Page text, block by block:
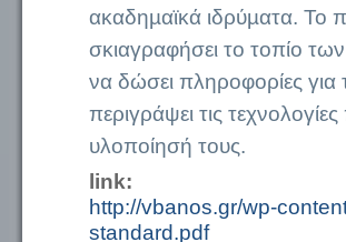
ακαδηµαϊκά ιδρύµατα. Το
σκιαγραφήσει το τοπίο
να δώσει πληροφορίες για
περιγράψει τις
υλοποίησή τους.
link:
http://vbanos.gr/wp-
standard.pdf